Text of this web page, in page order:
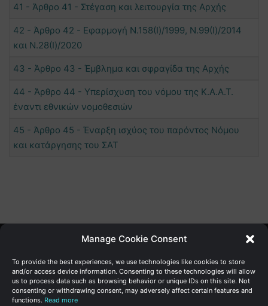
Manage Cookie Consent
To provide the best experiences, we use technologies like cookies to store
and/or access device information. Consenting to these technologies will allow
us to process data such as browsing behavior or unique IDs on this site. Not
consenting or withdrawing consent, may adversely affect certain features and
functions. Read more
41 - Άρθρο 41 - Στέγαση και λειτουργία της Αρχής
42 - Άρθρο 42 - Εφαρμογή Ν.158(I)/1999, Ν.99(I)/2014
και Ν.28(Ι)/2020
43 - Άρθρο 43 - Έμβλημα και σφραγίδα της Αρχής
44 - Άρθρο 44 - Υπερίσχυση του νόμου της Κ.Α.Α.Τ.
έναντι εθνικών νομοθεσιών
45 - Άρθρο 45 - Έναρξη ισχύος του παρόντος Νόμου
και κατάργησης του ΣΑΤ
Γενική Διεύθυνση Ανάπτυξης
Υπουργείο Οικονομικών | Κυπριακή Δημοκρατία
Ιστ: